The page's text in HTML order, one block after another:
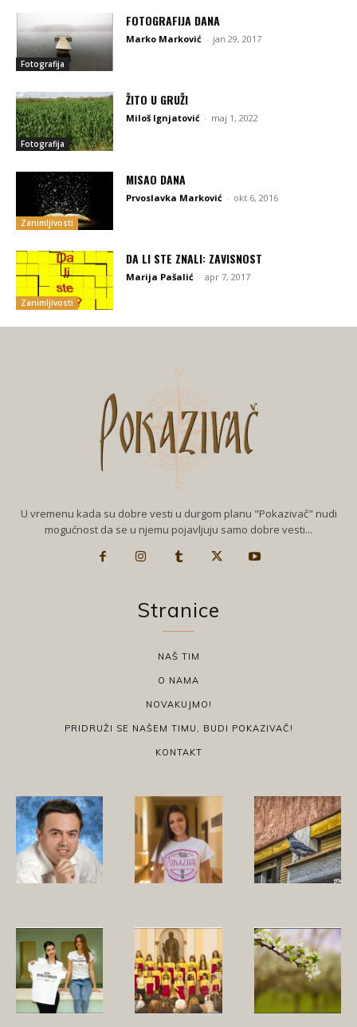
Fotografija
FOTOGRAFIJA DANA
Marko Marković - jan 29, 2017
Fotografija
ŽITO U GRUŽI
Miloš Ignjatović - maj 1, 2022
Zanimljivosti
MISAO DANA
Prvoslavka Marković - okt 6, 2016
Zanimljivosti
DA LI STE ZNALI: ZAVISNOST
Marija Pašalić - apr 7, 2017
U vremenu kada su dobre vesti u durgom planu "Pokazivač" nudi
mogućnost da se u njemu pojavljuju samo dobre vesti...
Stranice
NAŠ TIM
O NAMA
NOVAKUJMO!
PRIDRUŽI SE NAŠEM TIMU, BUDI POKAZIVAČ!
KONTAKT